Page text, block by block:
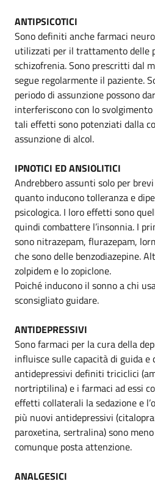
ANTIPSICOTICI
Sono definiti anche farmaci
utilizzati per il trattamento delle
schizofrenia. Sono prescritti dal
segue regolarmente il paziente.
periodo di assunzione possono
interferiscono con lo
tali effetti sono potenziati dalla
assunzione di alcol.
IPNOTICI ED ANSIOLITICI
Andrebbero assunti solo per
quanto inducono tolleranza e
psicologica. I loro effetti sono
quindi combattere l’insonnia. I
sono nitrazepam, flurazepam,
che sono delle benzodiazepine.
zolpidem e lo zopiclone.
Poiché inducono il sonno a chi
sconsigliato guidare.
ANTIDEPRESSIVI
Sono farmaci per la cura della
influisce sulle capacità di guida e
antidepressivi definiti triciclici
nortriptilina) e i farmaci ad essi
effetti collaterali la sedazione e
più nuovi antidepressivi
paroxetina, sertralina) sono
comunque posta attenzione.
ANALGESICI